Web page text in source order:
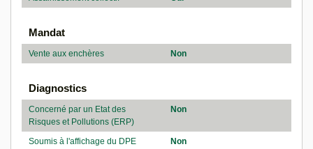
Mandat
Vente aux enchères Non
Diagnostics
Concerné par un Etat des
Risques et Pollutions (ERP)
Non
Soumis à l'affichage du DPE Non